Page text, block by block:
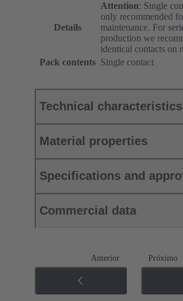
Details
Attention: Single
only recommended
maintenance. For
production we
identical contacts on
Pack contents Single contact
Technical characteristics
Material properties
Specifications and
Commercial data
Anterior Próximo